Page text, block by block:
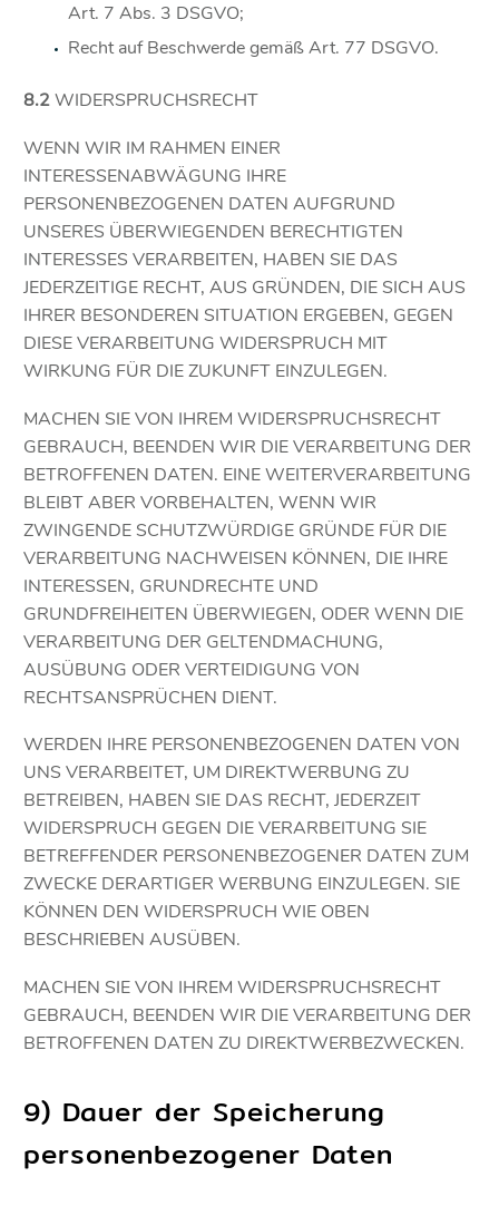
Art. 7 Abs. 3 DSGVO;
Recht auf Beschwerde gemäß Art. 77 DSGVO.
8.2WIDERSPRUCHSRECHT
WENN WIR IM RAHMEN EINER
INTERESSENABWÄGUNG IHRE
PERSONENBEZOGENEN DATEN AUFGRUND
UNSERES ÜBERWIEGENDEN BERECHTIGTEN
INTERESSES VERARBEITEN, HABEN SIE DAS
JEDERZEITIGE RECHT, AUS GRÜNDEN, DIE SICH AUS
IHRER BESONDEREN SITUATION ERGEBEN, GEGEN
DIESE VERARBEITUNG WIDERSPRUCH MIT
WIRKUNG FÜR DIE ZUKUNFT EINZULEGEN.
MACHEN SIE VON IHREM WIDERSPRUCHSRECHT
GEBRAUCH, BEENDEN WIR DIE VERARBEITUNG DER
BETROFFENEN DATEN. EINE WEITERVERARBEITUNG
BLEIBT ABER VORBEHALTEN, WENN WIR
ZWINGENDE SCHUTZWÜRDIGE GRÜNDE FÜR DIE
VERARBEITUNG NACHWEISEN KÖNNEN, DIE IHRE
INTERESSEN, GRUNDRECHTE UND
GRUNDFREIHEITEN ÜBERWIEGEN, ODER WENN DIE
VERARBEITUNG DER GELTENDMACHUNG,
AUSÜBUNG ODER VERTEIDIGUNG VON
RECHTSANSPRÜCHEN DIENT.
WERDEN IHRE PERSONENBEZOGENEN DATEN VON
UNS VERARBEITET, UM DIREKTWERBUNG ZU
BETREIBEN, HABEN SIE DAS RECHT, JEDERZEIT
WIDERSPRUCH GEGEN DIE VERARBEITUNG SIE
BETREFFENDER PERSONENBEZOGENER DATEN ZUM
ZWECKE DERARTIGER WERBUNG EINZULEGEN. SIE
KÖNNEN DEN WIDERSPRUCH WIE OBEN
BESCHRIEBEN AUSÜBEN.
MACHEN SIE VON IHREM WIDERSPRUCHSRECHT
GEBRAUCH, BEENDEN WIR DIE VERARBEITUNG DER
BETROFFENEN DATEN ZU DIREKTWERBEZWECKEN.
9) Dauer der Speicherung
personenbezogener Daten